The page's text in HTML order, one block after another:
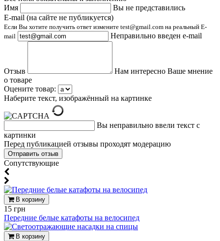
Имя
Вы не представились
E-mail (на сайте не публикуется)
Если Вы хотите получить ответ измените test@gmail.com на реальный E-
mail
Неправильно введен e-mail
Отзыв
Нам интересно Ваше мнение
о товаре
Оцените товар:
Наберите текст, изображённый на картинке
Вы неправильно ввели текст с
картинки
Перед публикацией отзывы проходят модерацию
Cопутствующие
В корзину
15 грн
Передние белые катафоты на велосипед
В корзину